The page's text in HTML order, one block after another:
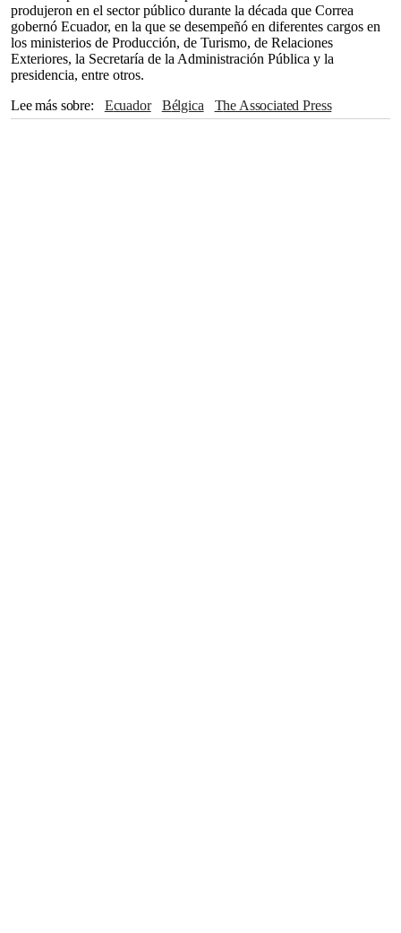
produjeron en el sector público durante la década que Correa
gobernó Ecuador, en la que se desempeñó en diferentes cargos en
los ministerios de Producción, de Turismo, de Relaciones
Exteriores, la Secretaría de la Administración Pública y la
presidencia, entre otros.
Lee más sobre
Ecuador Bélgica
The Associated Press